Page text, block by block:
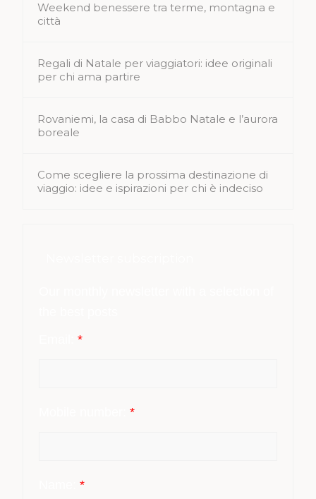
Weekend benessere tra terme, montagna e
città
Regali di Natale per viaggiatori: idee originali
per chi ama partire
Rovaniemi, la casa di Babbo Natale e l’aurora
boreale
Come scegliere la prossima destinazione di
viaggio: idee e ispirazioni per chi è indeciso
Email:*
Mobile number:*
Name:*